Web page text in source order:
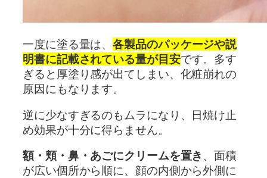
一度に塗る量は、各製品のパッケージや説
明書に記載されている量が目安です。多す
ぎると厚塗り感が出てしまい、化粧崩れの
原因にもなります。
逆に少なすぎるのもムラになり、日焼け止
め効果が十分に得らません。
額・頬・鼻・あごにクリームを置き 、面積
が広い個所から順に、顔の内側から外側に